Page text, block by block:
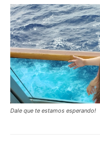
Dale que te estamos esperando!